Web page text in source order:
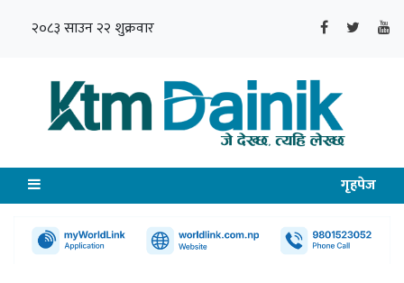
२०८३ साउन २२ शुक्रवार
गृहपेज